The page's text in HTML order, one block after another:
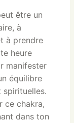
être un
à
à prendre
heure
manifester
équilibre
spirituelles.
ce chakra,
dans ton